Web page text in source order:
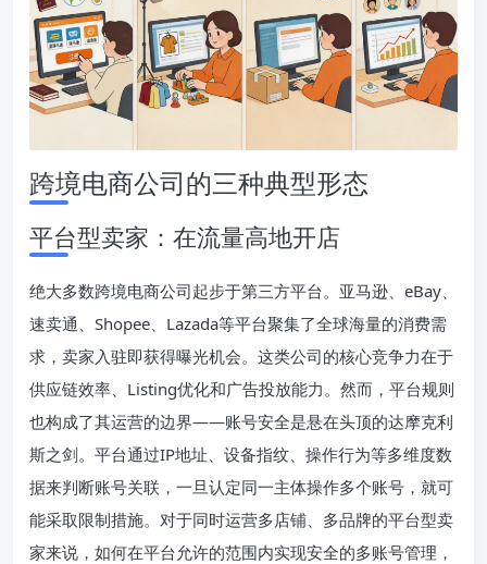
跨境电商公司的三种典型形态
平台型卖家：在流量高地开店
绝大多数跨境电商公司起步于第三方平台。亚马逊、eBay、
速卖通、Shopee、Lazada等平台聚集了全球海量的消费需
求，卖家入驻即获得曝光机会。这类公司的核心竞争力在于
供应链效率、Listing优化和广告投放能力。然而，平台规则
也构成了其运营的边界——账号安全是悬在头顶的达摩克利
斯之剑。平台通过IP地址、设备指纹、操作行为等多维度数
据来判断账号关联，一旦认定同一主体操作多个账号，就可
能采取限制措施。对于同时运营多店铺、多品牌的平台型卖
家来说，如何在平台允许的范围内实现安全的多账号管理，